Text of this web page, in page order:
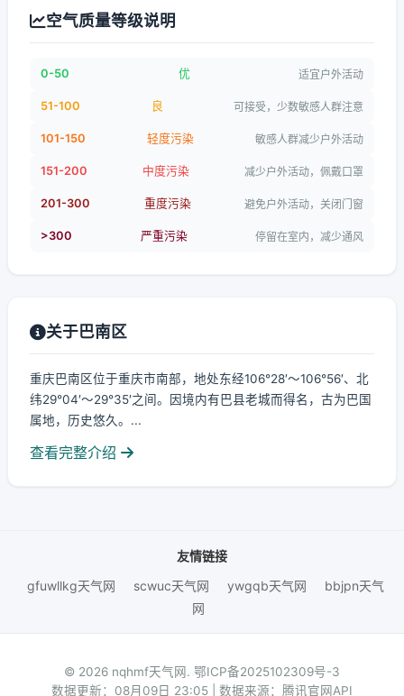
空气质量等级说明
0-50 优 适宜户外活动
51-100 良 可接受，少数敏感人群注意
101-150 轻度污染 敏感人群减少户外活动
151-200 中度污染 减少户外活动，佩戴口罩
201-300 重度污染 避免户外活动，关闭门窗
>300 严重污染 停留在室内，减少通风
关于巴南区
重庆巴南区位于重庆市南部，地处东经106°28′～106°56′、北
纬29°04′～29°35′之间。因境内有巴县老城而得名，古为巴国
属地，历史悠久。...
查看完整介绍
友情链接
gfuwllkg天气网
scwuc天气网 ywgqb天气网
bbjpn天气
网
© 2026 nqhmf天气网. 鄂ICP备2025102309号-3
数据更新：08月09日 23:05 | 数据来源：腾讯官网API